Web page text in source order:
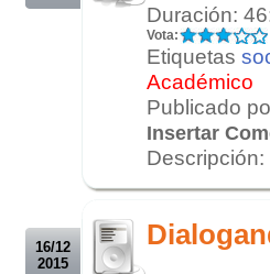
Duración:
Vota:
Etiquetas
Académico
Publicado
Insertar
Descripción:
16/12
2015